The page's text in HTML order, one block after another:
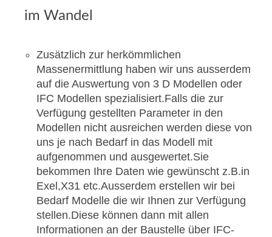
im Wandel
Zusätzlich zur herkömmlichen
Massenermittlung haben wir uns ausserdem
auf die Auswertung von 3 D Modellen oder
IFC Modellen spezialisiert.Falls die zur
Verfügung gestellten Parameter in den
Modellen nicht ausreichen werden diese von
uns je nach Bedarf in das Modell mit
aufgenommen und ausgewertet.Sie
bekommen Ihre Daten wie gewünscht z.B.in
Exel,X31 etc.Ausserdem erstellen wir bei
Bedarf Modelle die wir Ihnen zur Verfügung
stellen.Diese können dann mit allen
Informationen an der Baustelle über IFC-